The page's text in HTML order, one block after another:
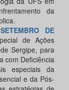
da
DE
de Ações
Sergipe, para
com Deficiência
especiais da
e da Pós-